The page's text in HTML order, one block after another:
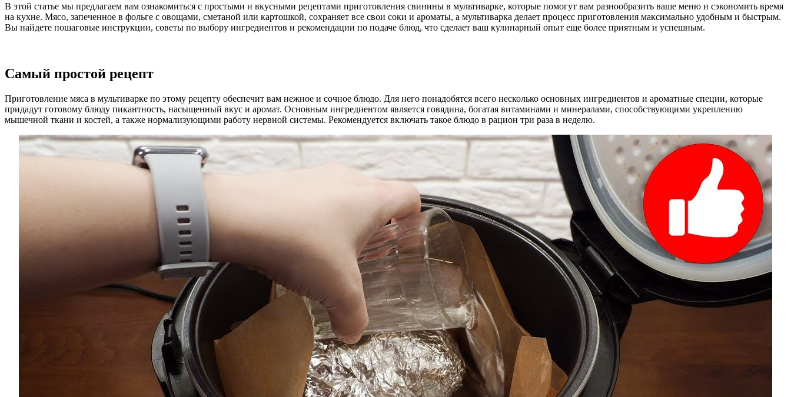
В этой статье мы предлагаем вам ознакомиться с простыми и вкусными рецептами приготовления свинины в мультиварке, которые помогут вам разнообразить ваше меню и сэкономить время
на кухне. Мясо, запеченное в фольге с овощами, сметаной или картошкой, сохраняет все свои соки и ароматы, а мультиварка делает процесс приготовления максимально удобным и быстрым.
Вы найдете пошаговые инструкции, советы по выбору ингредиентов и рекомендации по подаче блюд, что сделает ваш кулинарный опыт еще более приятным и успешным.
Самый простой рецепт
Приготовление мяса в мультиварке по этому рецепту обеспечит вам нежное и сочное блюдо. Для него понадобятся всего несколько основных ингредиентов и ароматные специи, которые
придадут готовому блюду пикантность, насыщенный вкус и аромат. Основным ингредиентом является говядина, богатая витаминами и минералами, способствующими укреплению
мышечной ткани и костей, а также нормализующими работу нервной системы. Рекомендуется включать такое блюдо в рацион три раза в неделю.